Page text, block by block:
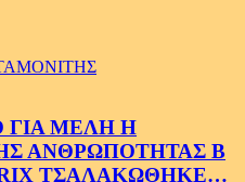
ΜΕΛΗ Η
ΑΝΘΡΩΠΟΤΗΤΑΣ Β
ΤΣΑΛΑΚΩΘΗΚΕ…